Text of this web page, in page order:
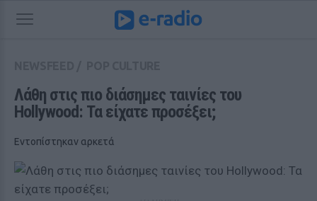
Λάθη στις πιο διάσημες ταινίες του
Hollywood: Τα είχατε προσέξει;
Εντοπίστηκαν αρκετά